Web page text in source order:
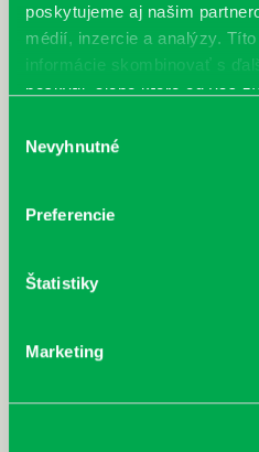
poskytujeme aj našim
médií, inzercie a analýzy.
informácie skombinovať s
poskytli, alebo ktoré od vás
súhlasu
Nevyhnutné
Preferencie
Štatistiky
Marketing
McGrath, Andy: Tadej Pogačar:
nezastaviteľný